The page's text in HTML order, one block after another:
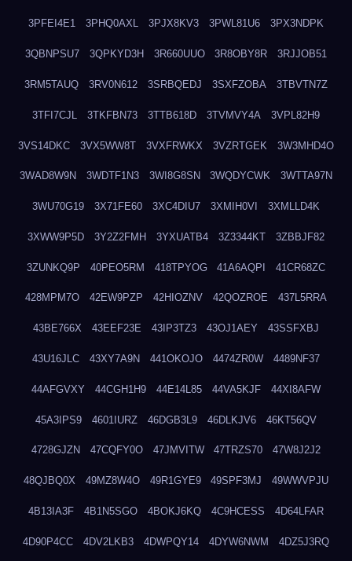
3PFEI4E1 3PHQ0AXL 3PJX8KV3 3PWL81U6 3PX3NDPK
3QBNPSU7 3QPKYD3H 3R660UUO 3R8OBY8R 3RJJOB51
3RM5TAUQ 3RV0N612 3SRBQEDJ 3SXFZOBA 3TBVTN7Z
3TFI7CJL 3TKFBN73 3TTB618D 3TVMVY4A 3VPL82H9
3VS14DKC 3VX5WW8T 3VXFRWKX 3VZRTGEK 3W3MHD4O
3WAD8W9N 3WDTF1N3 3WI8G8SN 3WQDYCWK 3WTTA97N
3WU70G19 3X71FE60 3XC4DIU7 3XMIH0VI 3XMLLD4K
3XWW9P5D 3Y2Z2FMH 3YXUATB4 3Z3344KT 3ZBBJF82
3ZUNKQ9P 40PEO5RM 418TPYOG 41A6AQPI 41CR68ZC
428MPM7O 42EW9PZP 42HIOZNV 42QOZROE 437L5RRA
43BE766X 43EEF23E 43IP3TZ3 43OJ1AEY 43SSFXBJ
43U16JLC 43XY7A9N 441OKOJO 4474ZR0W 4489NF37
44AFGVXY 44CGH1H9 44E14L85 44VA5KJF 44XI8AFW
45A3IPS9 4601IURZ 46DGB3L9 46DLKJV6 46KT56QV
4728GJZN 47CQFY0O 47JMVITW 47TRZS70 47W8J2J2
48QJBQ0X 49MZ8W4O 49R1GYE9 49SPF3MJ 49WWVPJU
4B13IA3F 4B1N5SGO 4BOKJ6KQ 4C9HCESS 4D64LFAR
4D90P4CC 4DV2LKB3 4DWPQY14 4DYW6NWM 4DZ5J3RQ